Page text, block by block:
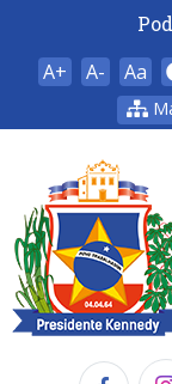
A+ A- Aa